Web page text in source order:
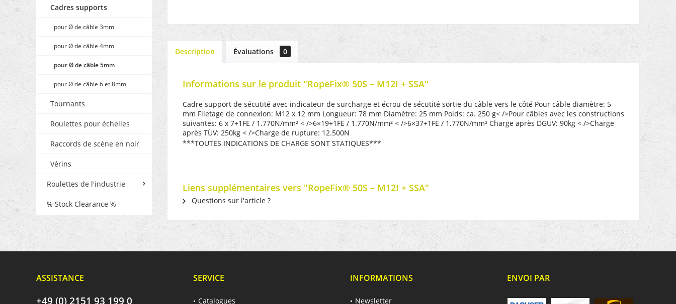
Cadres supports
pour Ø de câble 3mm
pour Ø de câble 4mm
pour Ø de câble 5mm
pour Ø de câble 6 et 8mm
Tournants
Roulettes pour échelles
Raccords de scène en noir
Vérins
Roulettes de l'industrie
% Stock Clearance %
Description Évaluations 0
Informations sur le produit "RopeFix® 50S – M12I + SSA"
Cadre support de sécutité avec indicateur de surcharge et écrou de sécutité sortie du câble vers le côté Pour câble diamètre: 5
mm Filetage de connexion: M12 x 12 mm Longueur: 78 mm Diamètre: 25 mm Poids: ca. 250 g< />Pour câbles avec les constructions
suivantes: 6 x 7+1FE / 1.770N/mm² < />6×19+1FE / 1.770N/mm² < />6×37+1FE / 1.770N/mm² Charge après DGUV: 90kg < />Charge
après TÜV: 250kg < />Charge de rupture: 12.500N
***TOUTES INDICATIONS DE CHARGE SONT STATIQUES***
Liens supplémentaires vers "RopeFix® 50S – M12I + SSA"
Questions sur l'article ?
ASSISTANCE
+49 (0) 2151 93 199 0
SERVICE
Catalogues
INFORMATIONS
Newsletter
ENVOI PAR